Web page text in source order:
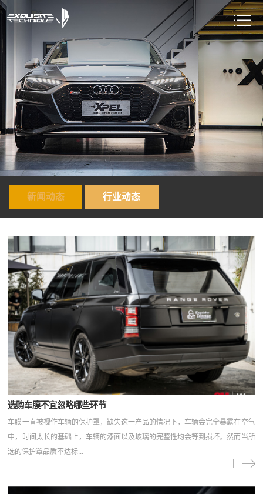
新闻动态 行业动态
选购车膜不宜忽略哪些环节
车膜一直被视作车辆的保护罩，缺失这一产品的情况下，车辆会完全暴露在空气
中，时间太长的基础上，车辆的漆面以及玻璃的完整性均会等到损坏。然而当所
选的保护罩品质不达标...